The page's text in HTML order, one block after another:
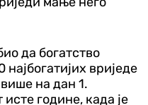
да богатство
најбогатијих вриједе
на дан 1.
године, када је